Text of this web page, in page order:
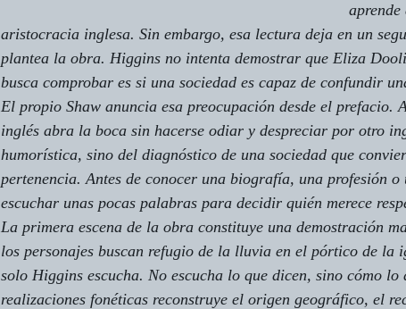
aristocracia inglesa. Sin embargo, esa lectura deja en un
plantea la obra. Higgins no intenta demostrar que Eliza
busca comprobar es si una sociedad es capaz de confundir
El propio Shaw anuncia esa preocupación desde el prefacio.
inglés abra la boca sin hacerse odiar y despreciar por otro
humorística, sino del diagnóstico de una sociedad que
pertenencia. Antes de conocer una biografía, una profesión
escuchar unas pocas palabras para decidir quién merece
La primera escena de la obra constituye una demostración
los personajes buscan refugio de la lluvia en el pórtico de la
solo Higgins escucha. No escucha lo que dicen, sino cómo
realizaciones fonéticas reconstruye el origen geográfico, el